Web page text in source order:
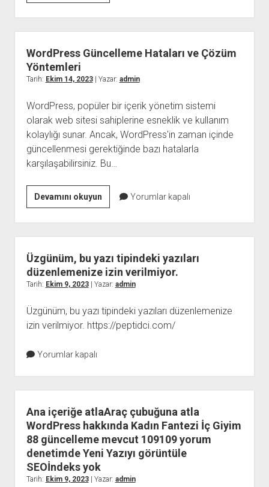
Çilingir
WordPress Güncelleme Hataları ve Çözüm
Yöntemleri
Tarih: Ekim 14, 2023| Yazar: admin
WordPress, popüler bir içerik yönetim sistemi
olarak web sitesi sahiplerine esneklik ve kullanım
kolaylığı sunar. Ancak, WordPress'in zaman içinde
güncellenmesi gerektiğinde bazı hatalarla
karşılaşabilirsiniz. Bu…
Devamını okuyunWordPress
Güncelleme
Hataları
ve
Çözüm
Yöntemleri
Yorumlar kapalı
Üzgünüm, bu yazı tipindeki yazıları
düzenlemenize izin verilmiyor.
Tarih: Ekim 9, 2023| Yazar: admin
Üzgünüm, bu yazı tipindeki yazıları düzenlemenize
izin verilmiyor. https://peptidci.com/
Yorumlar kapalı
Ana içeriğe atlaAraç çubuğuna atla
WordPress hakkında Kadın Fantezi İç Giyim
88 güncelleme mevcut 109109 yorum
denetimde Yeni Yazıyı görüntüle
SEOİndeks yok
Tarih: Ekim 9, 2023| Yazar: admin